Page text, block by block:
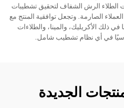
الطلاء الرش الشفاف لتحقيق تشطيبات
الصارمة. وتجعل توافقية المنتج مع
في ذلك الأكريليك، والمينا، والطلاءات
في أي نظام تشطيب شامل.
الجديدة